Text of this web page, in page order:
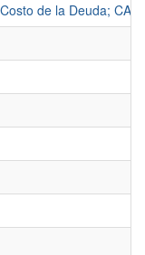
de la Deuda;